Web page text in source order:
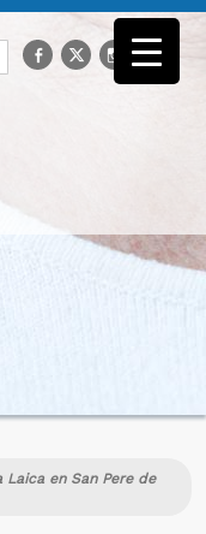
Buscarfacebook
Twitter
en San Pere de